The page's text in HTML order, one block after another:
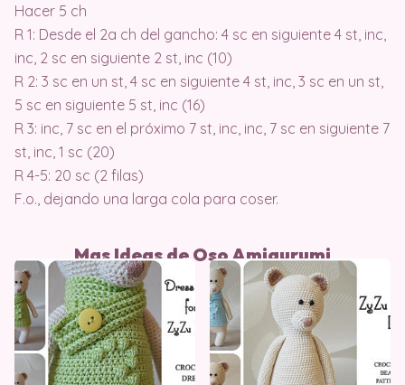
Hacer 5 ch
R 1: Desde el 2a ch del gancho: 4 sc en siguiente 4 st, inc,
inc, 2 sc en siguiente 2 st, inc (10)
R 2: 3 sc en un st, 4 sc en siguiente 4 st, inc, 3 sc en un st,
5 sc en siguiente 5 st, inc (16)
R 3: inc, 7 sc en el próximo 7 st, inc, inc, 7 sc en siguiente 7
st, inc, 1 sc (20)
R 4-5: 20 sc (2 filas)
F.o., dejando una larga cola para coser.
Mas Ideas de Oso Amigurumi